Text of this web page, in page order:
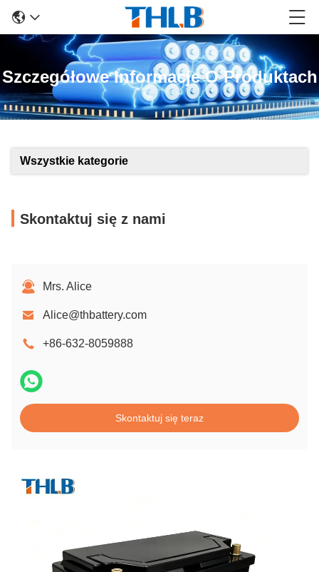
Szczegółowe Informacje O Produktach
Wszystkie kategorie
Skontaktuj się z nami
Mrs. Alice
Alice@thbattery.com
+86-632-8059888
Skontaktuj się teraz